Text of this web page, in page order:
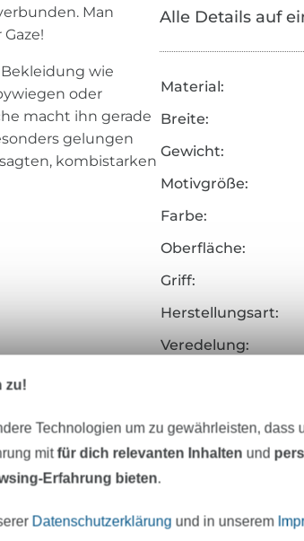
Man
wie
oder
macht ihn gerade
gelungen
kombistarken
Alle Details auf
Material:
Breite:
Gewicht:
Motivgröße:
Farbe:
Oberfläche:
Griff:
Herstellungsart:
Veredelung:
zu!
Technologien um zu gewährleisten, dass
mitfür dich relevanten Inhalten und
Erfahrung bieten.
Datenschutzerklärung und in unserem